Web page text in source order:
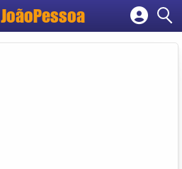
JoãoPessoa
Cadastrar empresa